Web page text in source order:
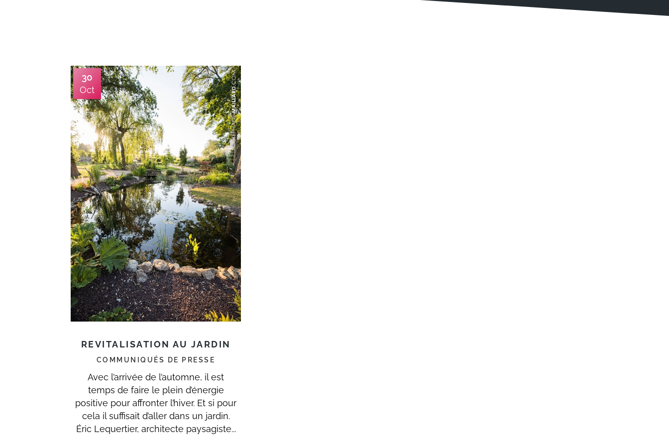
30
Oct
REVITALISATION AU JARDIN
COMMUNIQUÉS DE PRESSE
Avec l’arrivée de l’automne, il est
temps de faire le plein d’énergie
positive pour affronter l’hiver. Et si pour
cela il suffisait d’aller dans un jardin.
Éric Lequertier, architecte paysagiste...